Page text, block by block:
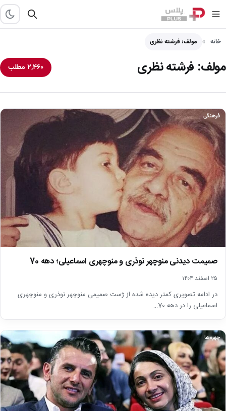
خانه مولف: فرشته نظری
مولف: فرشته نظری ۲,۴۶۰ مطلب
فرهنگی
صمیمت دیدنی منوچهر نوذری و منوچهری اسماعیلی؛ دهه 70
۲۵ اسفند ۱۴۰۴
در ادامه تصویری کمتر دیده شده از ژست صمیمی منوچهر نوذری و منوچهری
اسماعیلی را در دهه 70…
چهره‌ها